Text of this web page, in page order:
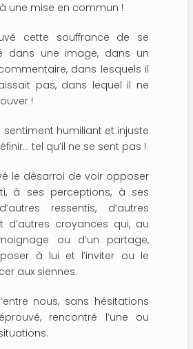
une mise en commun !
cette souffrance de se
dans une image, dans un
dans lesquels il
pas, dans lequel il ne
!
sentiment humiliant et injuste
tel qu’il ne se sent pas !
le désarroi de voir opposer
à ses perceptions, à ses
ressentis, d’autres
d’autres croyances qui, au
ou d’un partage,
à lui et l’inviter ou le
aux siennes.
nous, sans hésitations
rencontré l’une ou